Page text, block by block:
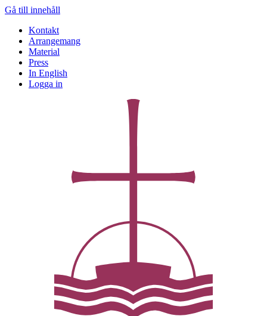
Gå till innehåll
Kontakt
Arrangemang
Material
Press
In English
Logga in